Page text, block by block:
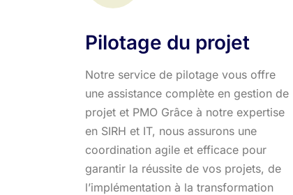
Pilotage du projet
Notre service de pilotage vous offre
une assistance complète en gestion de
projet et PMO Grâce à notre expertise
en SIRH et IT, nous assurons une
coordination agile et efficace pour
garantir la réussite de vos projets, de
l’implémentation à la transformation